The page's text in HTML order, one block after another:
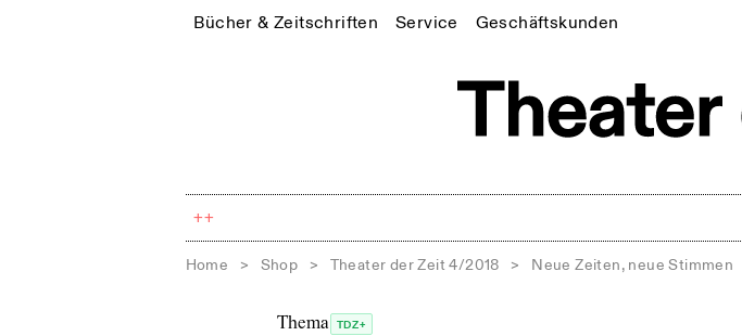
Bücher & Zeitschriften Service Geschäftskunden
++
Home > Shop > Theater der Zeit 4/2018 > Neue Zeiten, neue Stimmen
Thema TDZ+